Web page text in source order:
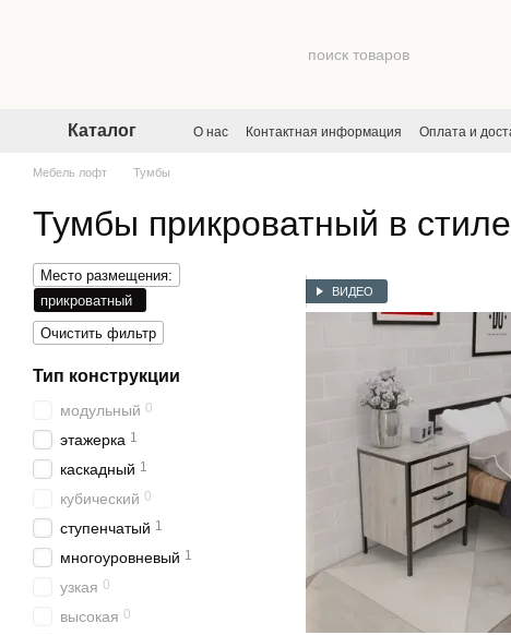
Каталог О нас Контактная информация Оплата и
Мебель лофт Тумбы
Тумбы прикроватный в
ВИДЕО
Место размещения:
прикроватный
Очистить фильтр
Тип конструкции
модульный 0
этажерка 1
каскадный 1
кубический 0
ступенчатый 1
многоуровневый 1
узкая 0
высокая 0